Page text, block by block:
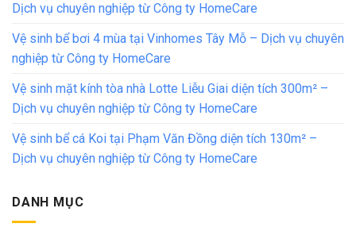
Dịch vụ chuyên nghiệp từ Công ty HomeCare
Vệ sinh bể bơi 4 mùa tại Vinhomes Tây Mỗ – Dịch vụ chuyên
nghiệp từ Công ty HomeCare
Vệ sinh mặt kính tòa nhà Lotte Liễu Giai diện tích 300m² –
Dịch vụ chuyên nghiệp từ Công ty HomeCare
Vệ sinh bể cá Koi tại Phạm Văn Đồng diện tích 130m² –
Dịch vụ chuyên nghiệp từ Công ty HomeCare
DANH MỤC